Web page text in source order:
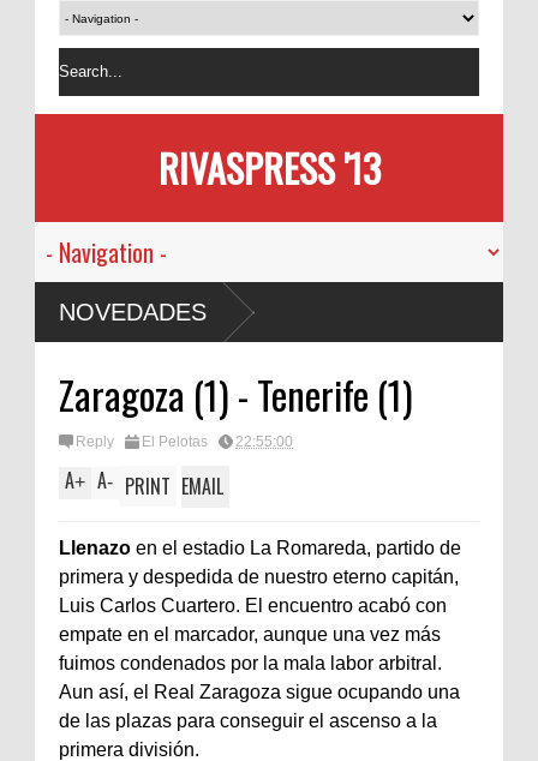
RIVASPRESS '13
NOVEDADES
Zaragoza (1) - Tenerife (1)
Reply El Pelotas 22:55:00
A+ A- PRINT EMAIL
Llenazo en el estadio La Romareda, partido de
primera y despedida de nuestro eterno capitán,
Luis Carlos Cuartero. El encuentro acabó con
empate en el marcador, aunque una vez más
fuimos condenados por la mala labor arbitral.
Aun así, el Real Zaragoza sigue ocupando una
de las plazas para conseguir el ascenso a la
primera división.